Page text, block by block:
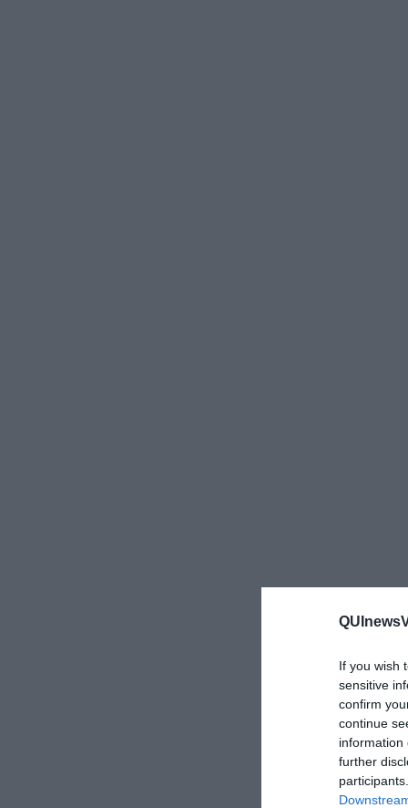
If you wish
sensitive
confirm
continue
information
further